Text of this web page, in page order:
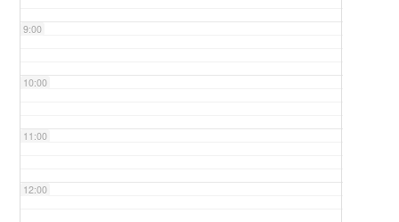
9:00
10:00
11:00
12:00